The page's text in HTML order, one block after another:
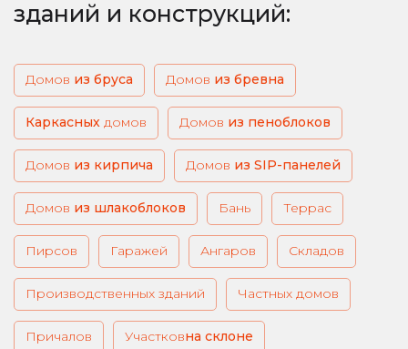
зданий и конструкций:
Домов из бруса из бревна
Каркасных домов из пеноблоков
из кирпича из SIP-панелей
из шлакоблоков Бань Террас
Пирсов Гаражей Ангаров Складов
Производственных зданий Частных домов
Причалов Участковна склоне